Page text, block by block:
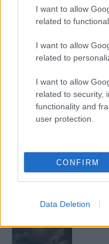
I want to allow
related to
I want to allow
related to
I want to allow
related to security,
functionality and
user protection.
CONFIRM
Data Deletion
folytatja,
hanem a
hamarosan
nevét.
Az